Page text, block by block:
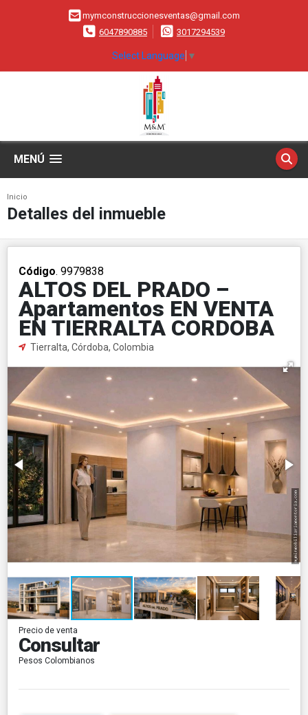
mymconstruccionesventas@gmail.com
6047890885
3017294539
Select Language ▼
MENÚ
Inicio
Detalles del inmueble
Código. 9979838
ALTOS DEL PRADO –
Apartamentos EN VENTA
EN TIERRALTA CORDOBA
Tierralta, Córdoba, Colombia
Precio de venta
Consultar
Pesos Colombianos